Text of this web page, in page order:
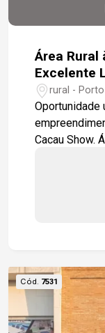
Área Rural
Excelente
rural -
Oportunidade
empreendimento! 25 Km do novo
Cacau Show. Área rural com 33.000 m² (3,3
poucos
acesso à Rodovia
imóvel:
valorização. A combinação entre a tranquilidade
do campo e
propriedade
Cód. 7531